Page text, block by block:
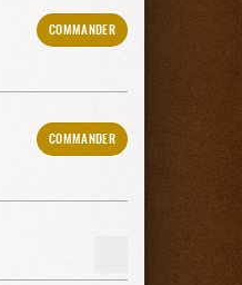
COMMANDER
COMMANDER